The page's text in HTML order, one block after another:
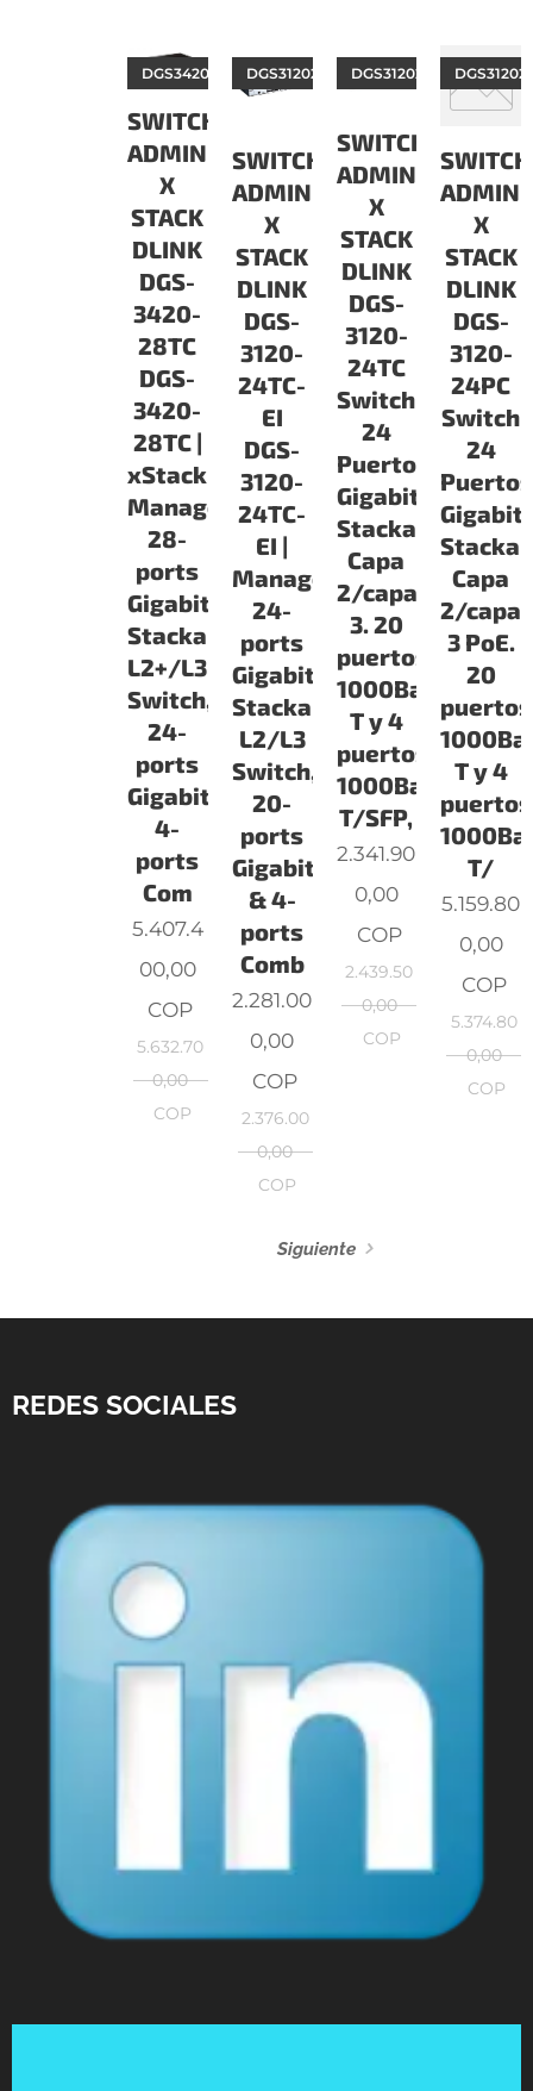
SWITCH
ADMINISTRABLES
X
STACK
DLINK
DGS-
3420-
28TC
DGS-
3420-
28TC |
xStack
Managed
28-
ports
Gigabit
Stackable
L2+/L3
Switch,
24-
ports
Gigabit,
4-
ports
Com
DGS342028TC
5.407.4
00,00
COP
5.632.70
0,00
COP
SWITCH
ADMINISTRABLES
X
STACK
DLINK
DGS-
3120-
24TC-
EI
DGS-
3120-
24TC-
EI |
Managed
24-
ports
Gigabit
Stackable
L2/L3
Switch,
20-
ports
Gigabit
& 4-
ports
Comb
DGS312024TCEI
2.281.00
0,00
COP
2.376.00
0,00
COP
SWITCH
X
STACK
DLINK
DGS-
3120-
24TC
Switch
24
Puertos
Gigabit
Stackable
Capa
2/capa
3. 20
puertos
1000Base-
T y 4
puertos
1000Base-
T/SFP,
DGS312024TC
2.341.90
0,00
COP
2.439.50
0,00
COP
SWITCH
X
STACK
DLINK
DGS-
3120-
24PC
Switch
24
Puertos
Gigabit
Capa
2/capa
3 PoE.
20
puertos
T y 4
puertos
T/
5.159.80
0,00
COP
5.374.80
0,00
COP
Siguiente
REDES SOCIALES